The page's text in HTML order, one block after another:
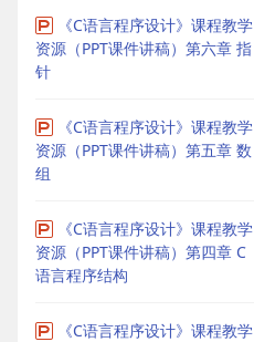
《C语言程序设计》课程教学
资源（PPT课件讲稿）第六章 指
针
《C语言程序设计》课程教学
资源（PPT课件讲稿）第五章 数
组
《C语言程序设计》课程教学
资源（PPT课件讲稿）第四章 C
语言程序结构
《C语言程序设计》课程教学